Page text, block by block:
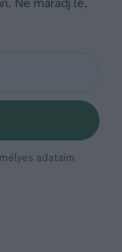
Ne maradj le,
adataim